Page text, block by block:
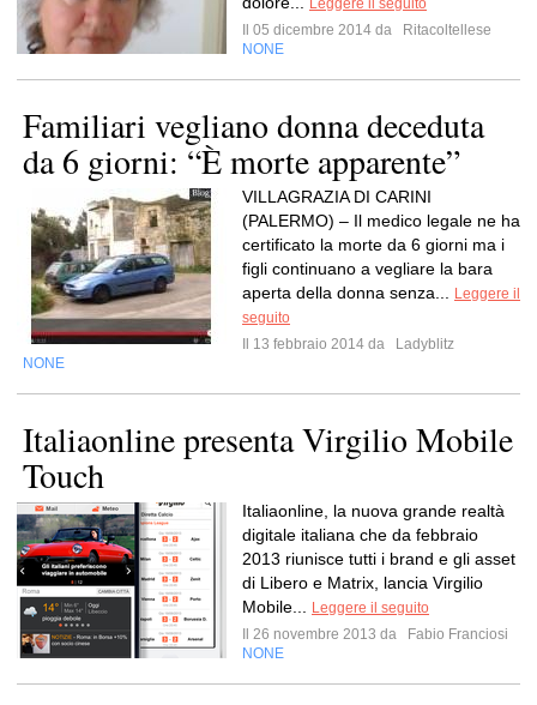
Leggere il seguito
Il 05 dicembre 2014 da
Ritacoltellese
NONE
Familiari vegliano donna deceduta
da 6 giorni: “È morte apparente”
VILLAGRAZIA DI CARINI
(PALERMO) – Il medico legale ne ha
certificato la morte da 6 giorni ma i
figli continuano a vegliare la bara
aperta della donna senza...
Leggere il
seguito
Il 13 febbraio 2014 da
Ladyblitz
NONE
Italiaonline presenta Virgilio Mobile
Touch
Italiaonline, la nuova grande realtà
digitale italiana che da febbraio
2013 riunisce tutti i brand e gli asset
di Libero e Matrix, lancia Virgilio
Mobile...
Leggere il seguito
Il 26 novembre 2013 da
Fabio Franciosi
NONE